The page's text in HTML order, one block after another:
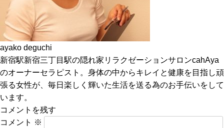
ayako deguchi
新宿駅新宿三丁目駅の隠れ家リラクゼーションサロンcahAya
のオーナーセラピスト。身体の中からキレイと健康を目指し頑
張る女性が、毎日楽しく輝いた生活を送る為のお手伝いをして
います。
コメントを残す
コメント ※